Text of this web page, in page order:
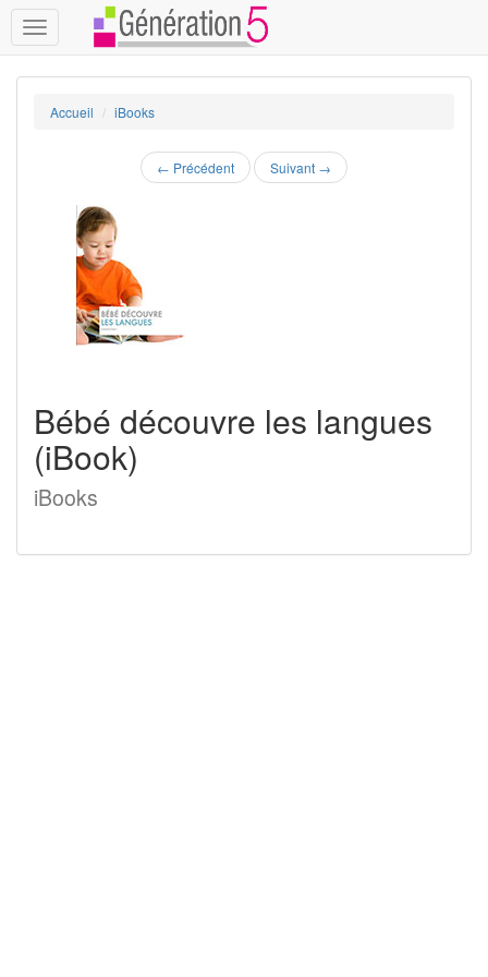
Toggle
navigation
Accueil iBooks
← Précédent Suivant →
Bébé découvre les langues
(iBook)
iBooks